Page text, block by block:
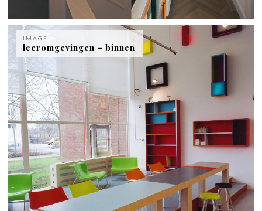
IMAGE
leeromgevingen – binnen